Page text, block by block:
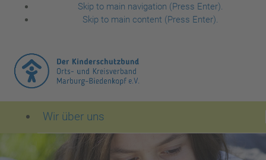
Skip to main navigation (Press Enter).
Skip to main content (Press Enter).
Wir über uns